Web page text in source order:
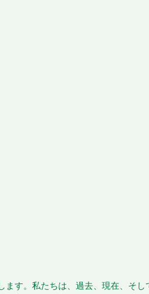
す。私たちは、過去、現在、そし